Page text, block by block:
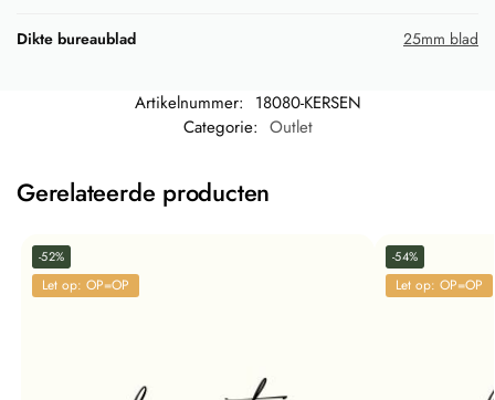
Dikte bureaublad 25mm blad
Artikelnummer: 18080-KERSEN
Categorie: Outlet
Gerelateerde producten
-52%
Let op: OP=OP
-54%
Let op: OP=OP